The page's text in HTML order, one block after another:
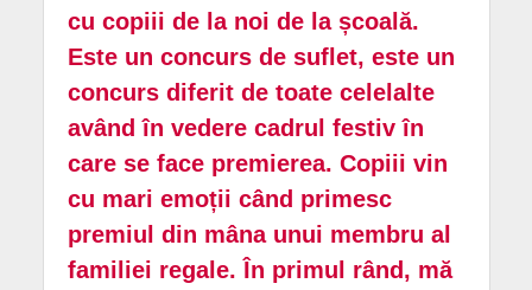
cu copiii de la noi de la școală.
Este un concurs de suflet, este un
concurs diferit de toate celelalte
având în vedere cadrul festiv în
care se face premierea. Copiii vin
cu mari emoții când primesc
premiul din mâna unui membru al
familiei regale. În primul rând, mă